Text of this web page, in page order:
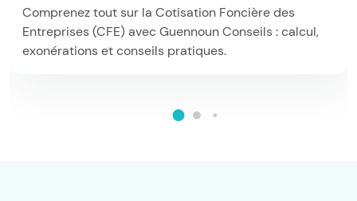
Comprenez tout sur la Cotisation Foncière des
Entreprises (CFE) avec Guennoun Conseils : calcul,
exonérations et conseils pratiques.